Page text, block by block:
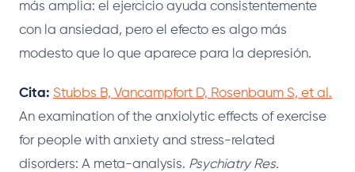
más amplia: el ejercicio ayuda consistentemente
con la ansiedad, pero el efecto es algo más
modesto que lo que aparece para la depresión.
Cita: Stubbs B, Vancampfort D, Rosenbaum S, et al.
An examination of the anxiolytic effects of exercise
for people with anxiety and stress-related
disorders: A meta-analysis. Psychiatry Res.